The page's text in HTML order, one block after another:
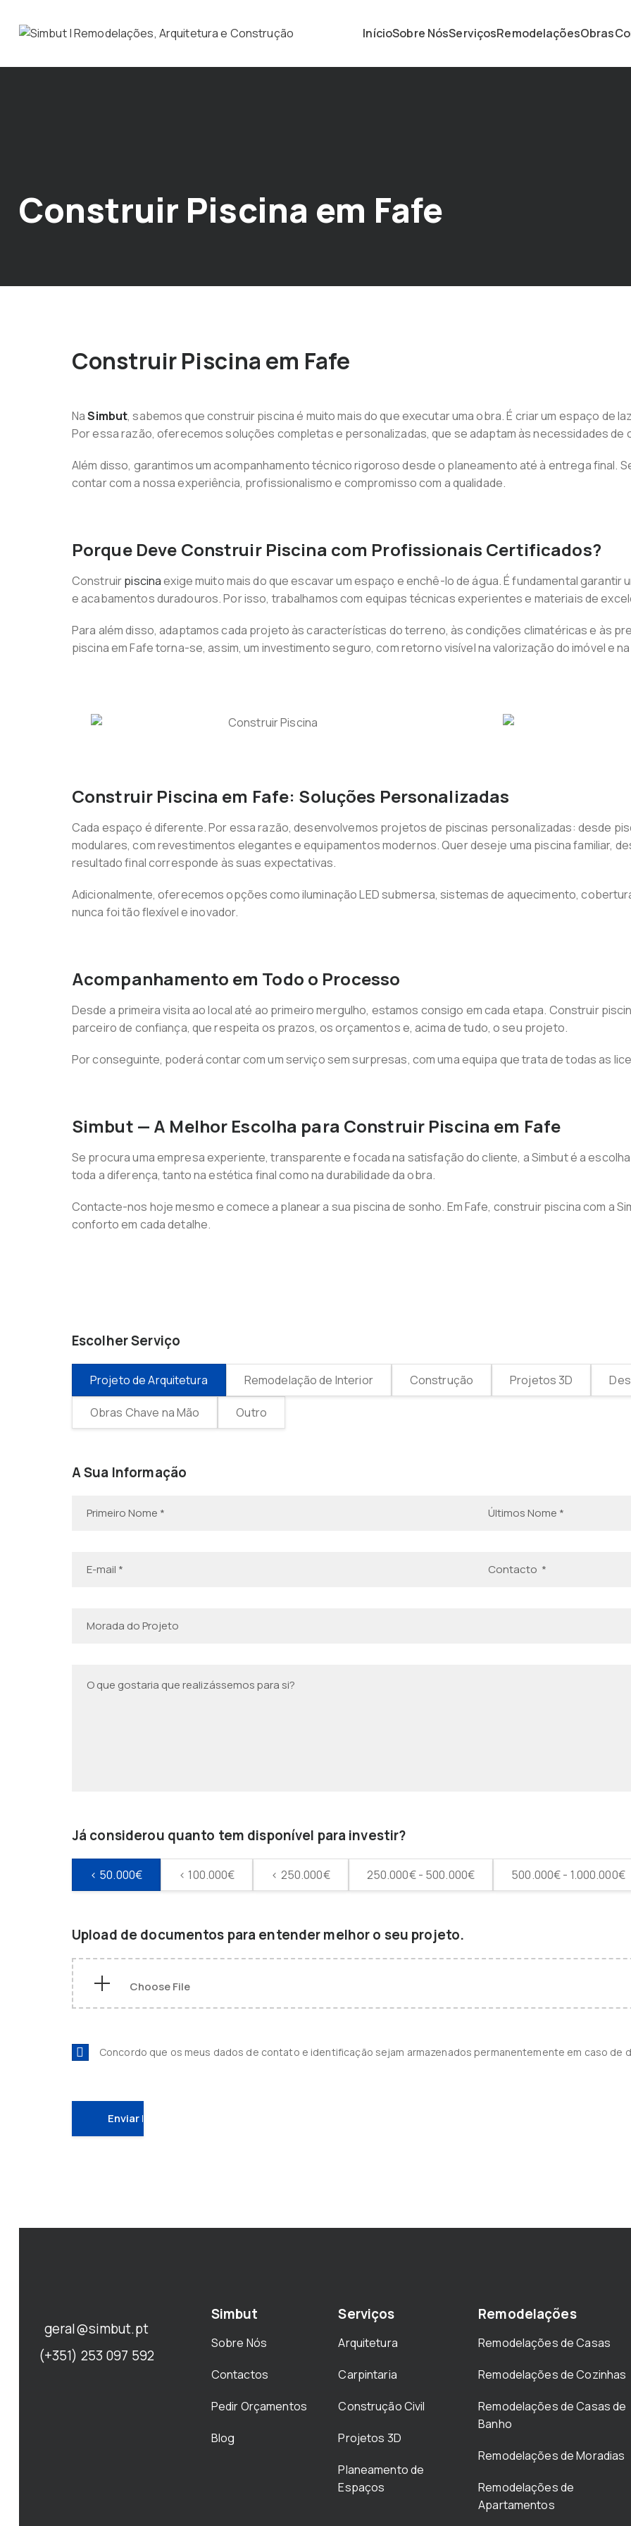
InícioSobre NósServiçosRemodelaçõesObras
Construir Piscina em Fafe
Construir Piscina em Fafe
NaSimbut, sabemos que construir piscina é muito mais do que executar uma obra. É criar um espaço de
Por essa razão, oferecemos soluções completas e personalizadas, que se adaptam às necessidades de
Além disso, garantimos um acompanhamento técnico rigoroso desde o planeamento até à entrega final.
contar com a nossa experiência, profissionalismo e compromisso com a qualidade.
Porque Deve Construir Piscina com Profissionais Certificados?
Construirpiscinaexige muito mais do que escavar um espaço e enchê-lo de água. É fundamental garantir
e acabamentos duradouros. Por isso, trabalhamos com equipas técnicas experientes e materiais de
Para além disso, adaptamos cada projeto às características do terreno, às condições climatéricas e às
piscina em Fafe torna-se, assim, um investimento seguro, com retorno visível na valorização do imóvel e na
Construir Piscina em Fafe: Soluções Personalizadas
Cada espaço é diferente. Por essa razão, desenvolvemos projetos de piscinas personalizadas: desde
modulares, com revestimentos elegantes e equipamentos modernos. Quer deseje uma piscina familiar,
resultado final corresponde às suas expectativas.
Adicionalmente, oferecemos opções como iluminação LED submersa, sistemas de aquecimento,
nunca foi tão flexível e inovador.
Acompanhamento em Todo o Processo
Desde a primeira visita ao local até ao primeiro mergulho, estamos consigo em cada etapa. Construir
parceiro de confiança, que respeita os prazos, os orçamentos e, acima de tudo, o seu projeto.
Por conseguinte, poderá contar com um serviço sem surpresas, com uma equipa que trata de todas as
Simbut — A Melhor Escolha para Construir Piscina em Fafe
Se procura uma empresa experiente, transparente e focada na satisfação do cliente, a Simbut é a
toda a diferença, tanto na estética final como na durabilidade da obra.
Contacte-nos hoje mesmo e comece a planear a sua piscina de sonho. Em Fafe, construir piscina com a
conforto em cada detalhe.
Escolher Serviço
Projeto de Arquitetura Remodelação de Interior Construção Projetos 3D
Obras Chave na Mão Outro
A Sua Informação
Já considerou quanto tem disponível para investir?
< 50.000€ < 100.000€ < 250.000€ 250.000€ - 500.000€ 500.000€ - 1.000.000€
Upload de documentos para entender melhor o seu projeto.
Concordo que os meus dados de contato e identificação sejam armazenados permanentemente em caso de
geral@simbut.pt
(+351) 253 097 592
Simbut
Sobre Nós
Contactos
Pedir Orçamentos
Blog
Serviços
Arquitetura
Carpintaria
Construção Civil
Projetos 3D
Planeamento de
Espaços
Remodelações
Remodelações de Casas
Remodelações de Cozinhas
Remodelações de Casas de
Banho
Remodelações de Moradias
Remodelações de
Apartamentos